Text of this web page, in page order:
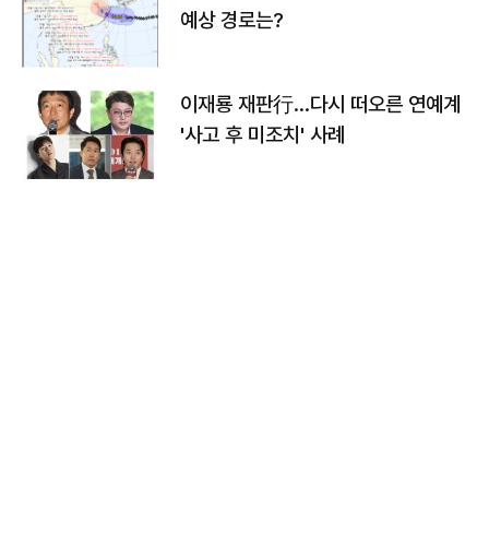
예상 경로는?
이재룡 재판行…다시 떠오른 연예계
'사고 후 미조치' 사례